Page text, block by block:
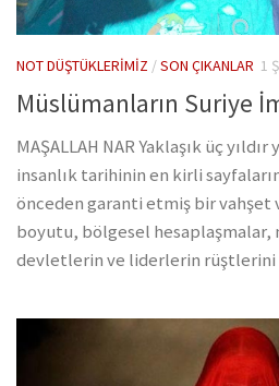
NOT DÜŞTÜKLERIMIZ /SON ÇIKANLAR 1
Müslümanların Suriye
MAŞALLAH NAR Yaklaşık üç
insanlık tarihinin en kirli
önceden garanti etmiş bir vahşet
boyutu, bölgesel hesaplaşmalar,
devletlerin ve liderlerin rüştlerini